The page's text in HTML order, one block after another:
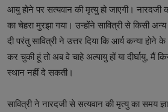
आयु होने पर सत्यवान की मृत्यु हो जाएगी। नारदजी
का चेहरा मुरझा गया। उन्होंने सावित्री से किसी
दी परंतु सावित्री ने उत्तर दिया कि आर्य कन्या
कर चुकी हूं तो अब वे चाहे अल्पायु हों या दीर्घायु, मैं
स्थान नहीं दे सकती।
सावित्री ने नारदजी से सत्यवान की मृत्यु का समय